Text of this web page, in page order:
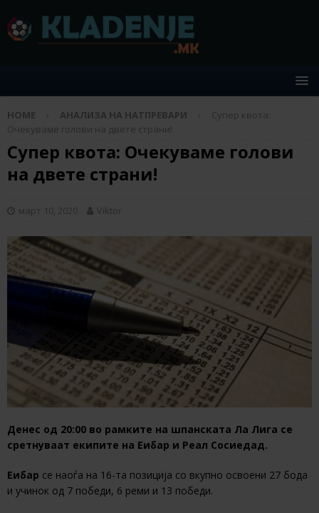
HOME АНАЛИЗА НА НАТПРЕВАРИ
Супер квота:
Очекуваме голови на двете страни!
Супер квота: Очекуваме голови
на двете страни!
март 10, 2020 Viktor
Денес од 20:00 во рамките на шпанската Ла Лига се
сретнуваат екипите на Еибар и Реал Сосиедад.
Еибар се наоѓа на 16-та позиција со вкупно освоени 27 бода
и учинок од 7 победи, 6 реми и 13 победи.